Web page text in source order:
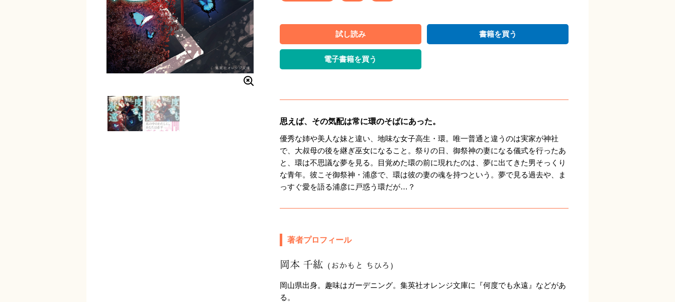
試し読み 書籍を買う
電子書籍を買う
思えば、その気配は常に環のそばにあった。
優秀な姉や美人な妹と違い、地味な女子高生・環。唯一普通と違うのは実家が神社
で、大叔母の後を継ぎ巫女になること。祭りの日、御祭神の妻になる儀式を行ったあ
と、環は不思議な夢を見る。目覚めた環の前に現れたのは、夢に出てきた男そっくり
な青年。彼こそ御祭神・浦彦で、環は彼の妻の魂を持つという。夢で見る過去や、ま
っすぐ愛を語る浦彦に戸惑う環だが…？
著者プロフィール
岡本 千紘 （おかもと ちひろ）
岡山県出身。趣味はガーデニング。集英社オレンジ文庫に『何度でも永遠』などがあ
る。